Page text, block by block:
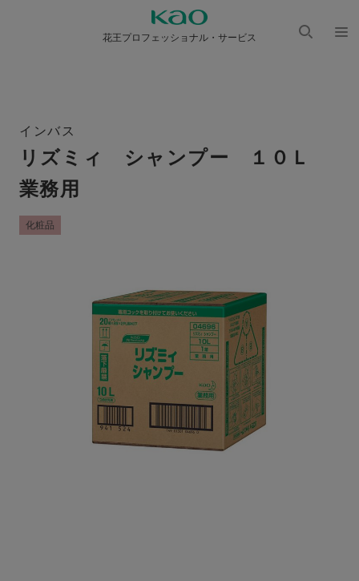
花王プロフェッショナル・サービス
インバス
リズミィ シャンプー １０Ｌ
業務用
化粧品